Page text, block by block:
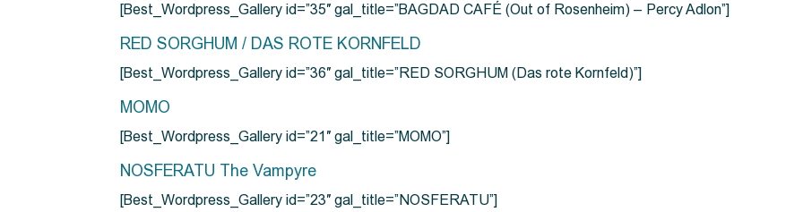
[Best_Wordpress_Gallery id=”35″ gal_title=”BAGDAD CAFÉ (Out of Rosenheim) – Percy Adlon”]
RED SORGHUM / DAS ROTE KORNFELD
[Best_Wordpress_Gallery id=”36″ gal_title=”RED SORGHUM (Das rote Kornfeld)”]
MOMO
[Best_Wordpress_Gallery id=”21″ gal_title=”MOMO”]
NOSFERATU The Vampyre
[Best_Wordpress_Gallery id=”23″ gal_title=”NOSFERATU”]